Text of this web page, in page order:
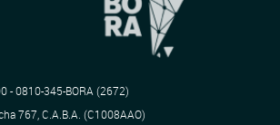
- 0810-345-BORA (2672)
767, C.A.B.A. (C1008AAO)